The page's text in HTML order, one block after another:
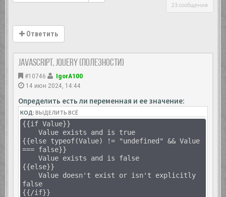
23 сообщения
Ответить
JavaScript, Jquery (полезности)
#10746
IgorA100
14 июн 2024, 14:44
Определить есть ли переменная и ее значение:
КОД:ВЫДЕЛИТЬ ВСЁ
{{if Value}}
Value exists and is true
{{else typeof(Value) != "undefined" && Value
=== false}}
Value exists and is false
{{else}}
Value doesn't exist or isn't explicitly
false
{{/if}}